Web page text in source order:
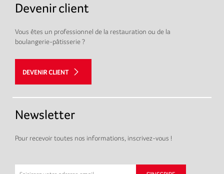
Devenir client
Vous êtes un professionnel de la restauration ou de la
boulangerie-pâtisserie ?
DEVENIR CLIENT
Newsletter
Pour recevoir toutes nos informations, inscrivez-vous !